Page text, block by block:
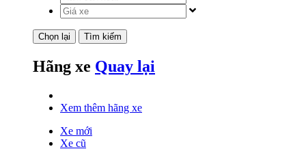
Chọn lại Tìm kiếm
Hãng xe Quay lại
Xem thêm hãng xe
Xe mới
Xe cũ